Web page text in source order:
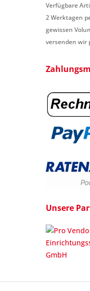
Verfügbare
2 Werktagen
gewissen
versenden wir
Unsere